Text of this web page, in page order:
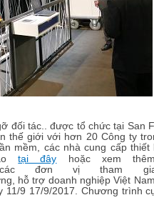
đối tác.. được tổ chức tại San
thế giới với hơn 20 Công ty
mềm, các nhà cung cấp
tại đây hoặc xem
sách các đơn vị tham
hỗ trợ doanh nghiệp Việt
9 17/9/2017. Chương trình